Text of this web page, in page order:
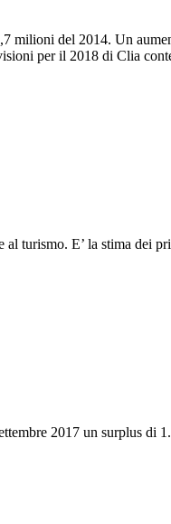
milioni del 2014. Un
per il 2018 di Clia
turismo. E’ la stima dei
2017 un surplus di